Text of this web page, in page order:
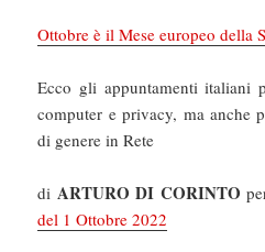
Ottobre è il Mese europeo della
Ecco gli appuntamenti italiani
computer e privacy, ma anche
di genere in Rete
di ARTURO DI CORINTO
del 1 Ottobre 2022